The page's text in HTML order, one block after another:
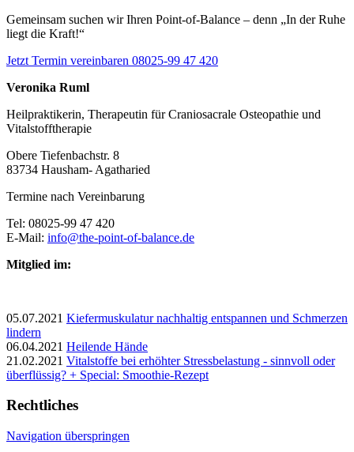
Gemeinsam suchen wir Ihren Point-of-Balance – denn „In der Ruhe
liegt die Kraft!“
Jetzt Termin vereinbaren 08025-99 47 420
Veronika Ruml
Heilpraktikerin, Therapeutin für Craniosacrale Osteopathie und
Vitalstofftherapie
Obere Tiefenbachstr. 8
83734 Hausham- Agatharied
Termine nach Vereinbarung
Tel: 08025-99 47 420
E-Mail: info@the-point-of-balance.de
Mitglied im:
05.07.2021 Kiefermuskulatur nachhaltig entspannen und Schmerzen
lindern
06.04.2021 Heilende Hände
21.02.2021 Vitalstoffe bei erhöhter Stressbelastung - sinnvoll oder
überflüssig? + Special: Smoothie-Rezept
Rechtliches
Navigation überspringen